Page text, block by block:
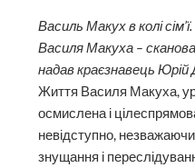
Василь Макух в колі
Василя Макуха –
надав краєзнавець Юрій
Життя Василя Макуха,
осмислена і
невідступно,
знущання і